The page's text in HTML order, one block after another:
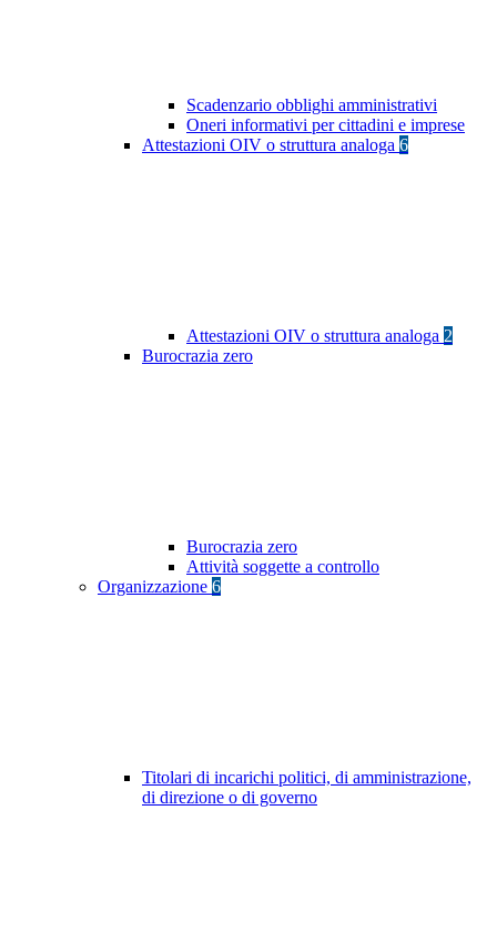
Scadenzario obblighi amministrativi
Oneri informativi per cittadini e imprese
Attestazioni OIV o struttura analoga 6
Attestazioni OIV o struttura analoga 2
Burocrazia zero
Burocrazia zero
Attività soggette a controllo
Organizzazione 6
Titolari di incarichi politici, di amministrazione,
di direzione o di governo